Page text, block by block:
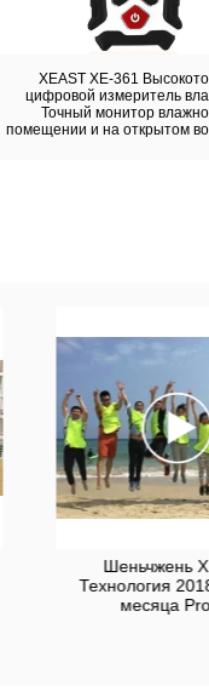
XEAST XE-361
цифровой измеритель
Точный монитор
помещении и на открытом
Шеньчжень
Технология
месяца